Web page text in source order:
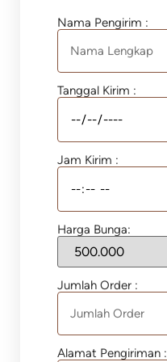
Nama Pengirim :
Tanggal Kirim :
Jam Kirim :
Harga Bunga:
Jumlah Order :
Alamat Pengiriman :